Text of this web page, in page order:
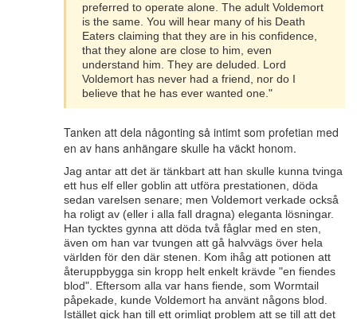
preferred to operate alone. The adult Voldemort
is the same. You will hear many of his Death
Eaters claiming that they are in his confidence,
that they alone are close to him, even
understand him. They are deluded. Lord
Voldemort has never had a friend, nor do I
believe that he has ever wanted one."
Tanken att dela någonting så intimt som profetian med
en av hans anhängare skulle ha väckt honom.
Jag antar att det är tänkbart att han skulle kunna tvinga
ett hus elf eller goblin att utföra prestationen, döda
sedan varelsen senare; men Voldemort verkade också
ha roligt av (eller i alla fall dragna) eleganta lösningar.
Han tycktes gynna att döda två fåglar med en sten,
även om han var tvungen att gå halvvägs över hela
världen för den där stenen. Kom ihåg att potionen att
återuppbygga sin kropp helt enkelt krävde "en fiendes
blod". Eftersom alla var hans fiende, som Wormtail
påpekade, kunde Voldemort ha använt någons blod.
Istället gick han till ett orimligt problem att se till att det